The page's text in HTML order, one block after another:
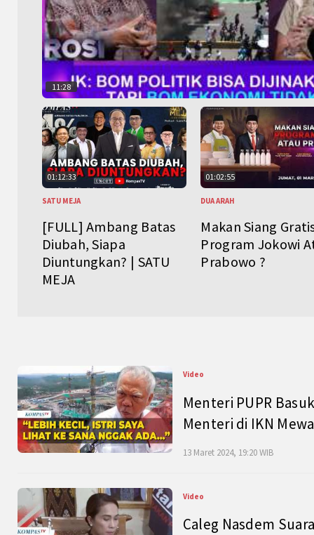
11:28
01:12:33
SATU MEJA
[FULL] Ambang Batas
Diubah, Siapa
Diuntungkan? | SATU
MEJA
01:02:55
DUA ARAH
Makan Siang
Program Jokowi
Prabowo ?
Video
Menteri PUPR
Menteri di IKN
13 Maret 2024, 19:20 WIB
Video
Caleg Nasdem